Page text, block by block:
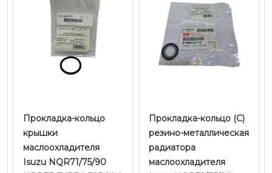
Прокладка-кольцо
крышки
маслоохладителя
Isuzu NQR71/75/90
Прокладка-кольцо (C)
резино-металлическая
радиатора
маслоохладителя